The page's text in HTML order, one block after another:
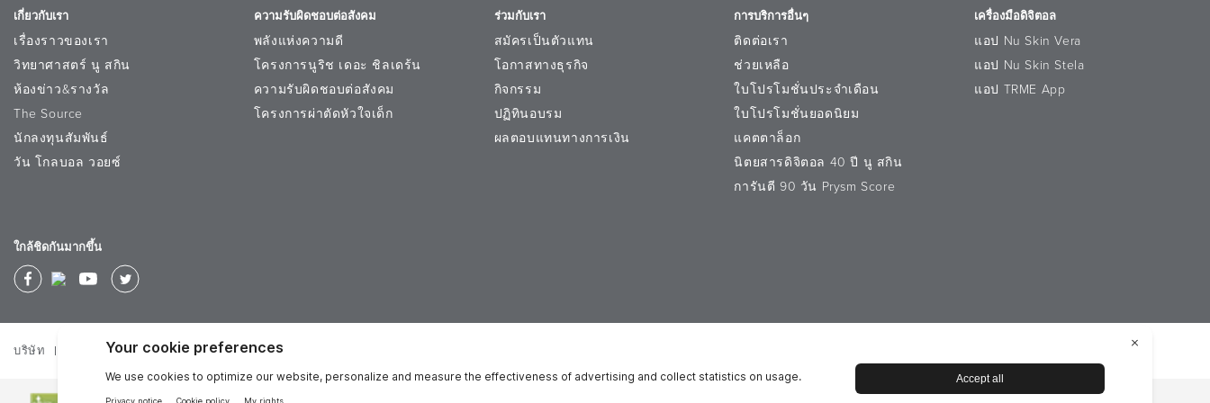
เกี่ยวกับเรา
เรื่องราวของเรา
วิทยาศาสตร์ นู สกิน
ห้องข่าว&รางวัล
The Source
นักลงทุนสัมพันธ์
วัน โกลบอล วอยซ์
ความรับผิดชอบต่อสังคม
พลังแห่งความดี
โครงการนูริช เดอะ ชิลเดร้น
ความรับผิดชอบต่อสังคม
โครงการผ่าตัดหัวใจเด็ก
ร่วมกับเรา
สมัครเป็นตัวแทน
โอกาสทางธุรกิจ
กิจกรรม
ปฏิทินอบรม
ผลตอบแทนทางการเงิน
การบริการอื่นๆ
ติดต่อเรา
ช่วยเหลือ
ใบโปรโมชั่นประจำเดือน
ใบโปรโมชั่นยอดนิยม
แคตตาล็อก
นิตยสารดิจิตอล 40 ปี นู สกิน
การันตี 90 วัน Prysm Score
เครื่องมือดิจิตอล
แอป Nu Skin Vera
แอป Nu Skin Stela
แอป TRME App
ใกล้ชิดกันมากขึ้น
บริษัท นโยบายความเป็นส่วนตัว ข้อปฏิบัติในการทำธุรกิจ